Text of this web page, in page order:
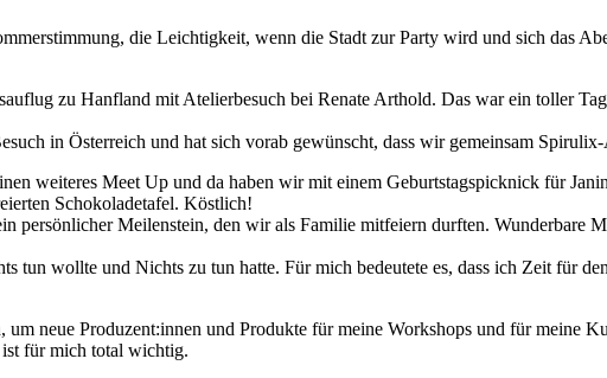
die Leichtigkeit, wenn die Stadt zur Party wird und sich das
zu Hanfland mit Atelierbesuch bei Renate Arthold. Das war ein toller
in Österreich und hat sich vorab gewünscht, dass wir gemeinsam
weiteres Meet Up und da haben wir mit einem Geburtstagspicknick für
Schokoladetafel. Köstlich!
persönlicher Meilenstein, den wir als Familie mitfeiern durften. Wunderbare
tun wollte und Nichts zu tun hatte. Für mich bedeutete es, dass ich Zeit für
neue Produzent:innen und Produkte für meine Workshops und für meine
für mich total wichtig.